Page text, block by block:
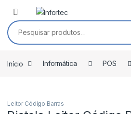
Saltar para navegação
Pular para o conteúdo
Pesquisar por:
Início Informática POS
Leitor Código Barras